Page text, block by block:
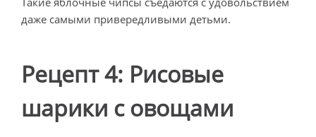
даже самыми привередливыми детьми.
Рецепт 4: Рисовые
шарики с овощами